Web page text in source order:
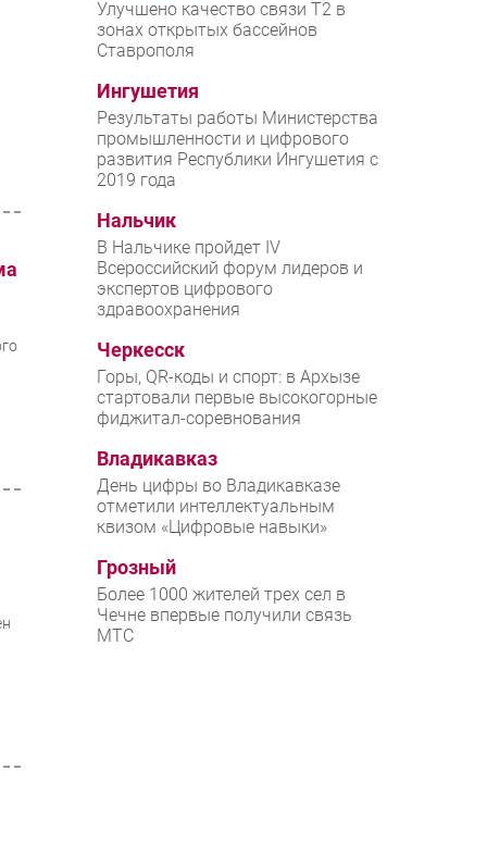
Проекты
IT класс
Тестовый стенд
Каталог компаний
Улучшено качество связи T2 в
зонах открытых бассейнов
Ставрополя
Ингушетия
Результаты работы Министерства
промышленности и цифрового
развития Республики Ингушетия с
2019 года
Нальчик
В Нальчике пройдет IV
Всероссийский форум лидеров и
экспертов цифрового
здравоохранения
Черкесск
Горы, QR-коды и спорт: в Архызе
стартовали первые высокогорные
фиджитал-соревнования
Владикавказ
День цифры во Владикавказе
отметили интеллектуальным
квизом «Цифровые навыки»
Грозный
Более 1000 жителей трех сел в
Чечне впервые получили связь
МТС